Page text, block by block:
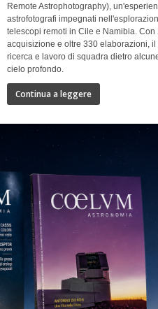
Remote Astrophotography),
astrofotografi impegnati
telescopi remoti in Cile e Namibia.
acquisizione e oltre 330 elaborazioni,
ricerca e lavoro di squadra dietro
cielo profondo.
Continua a leggere